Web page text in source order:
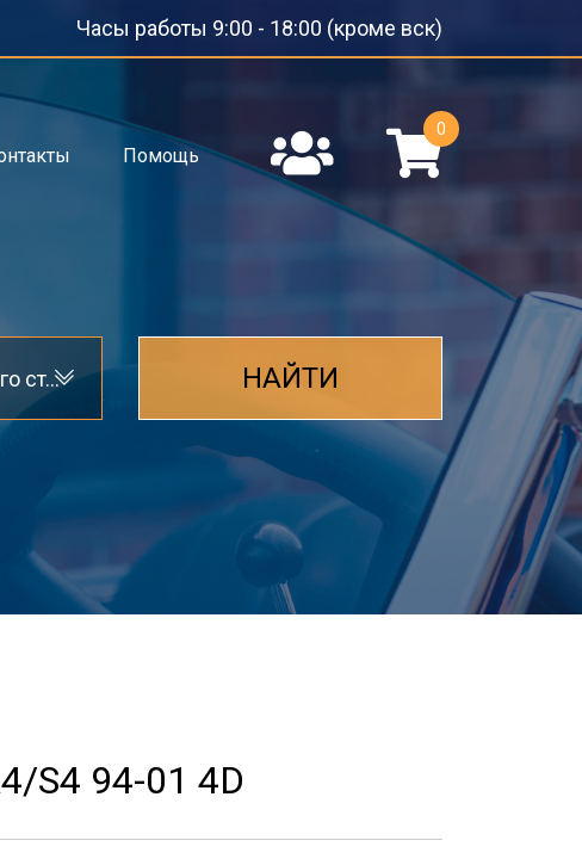
Часы работы 9:00 - 18:00 (кроме вск)
Помощь
0
Молдинг лобового стекла НАЙТИ
S4 94-01 4D